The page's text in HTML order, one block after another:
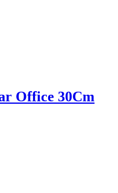
Office 30Cm